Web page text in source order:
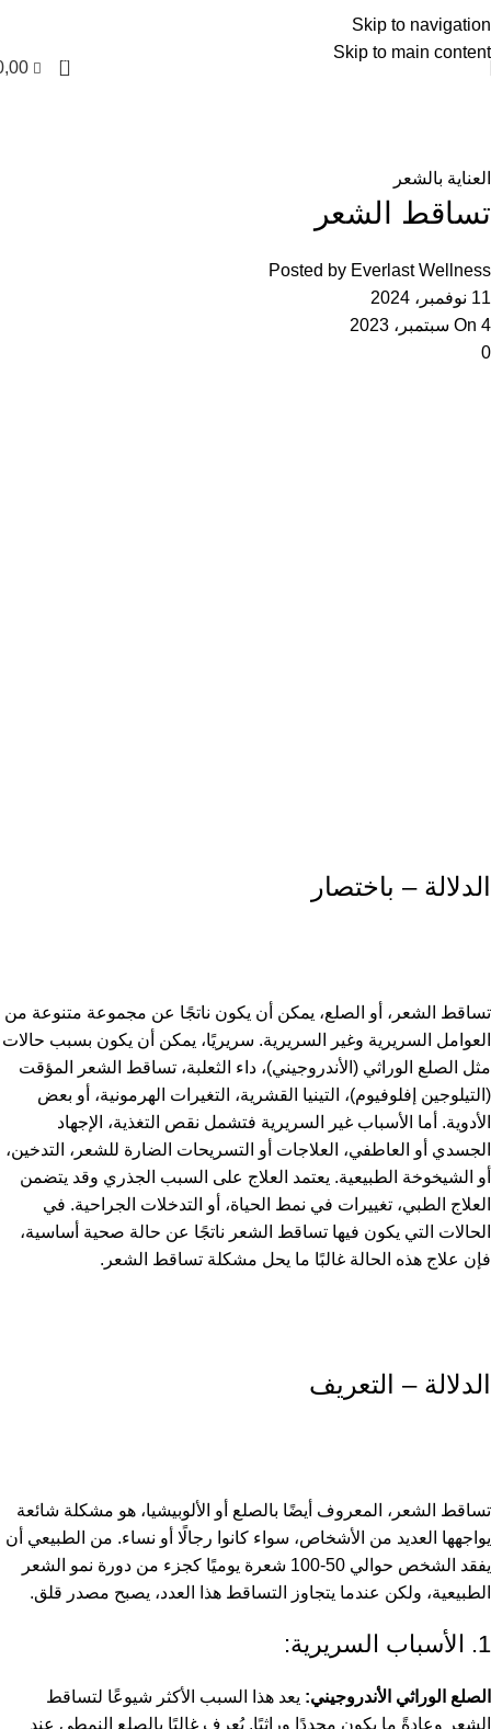
Skip to navigation
Skip to main content
العربية
0
العناية بالشعر
تساقط الشعر
Posted by Everlast Wellness
11 نوفمبر، 2024
On 4 سبتمبر، 2023
0
الدلالة – باختصار
تساقط الشعر، أو الصلع، يمكن أن يكون ناتجًا عن مجموعة متنوعة من
العوامل السريرية وغير السريرية. سريريًا، يمكن أن يكون بسبب حالات
مثل الصلع الوراثي (الأندروجيني)، داء الثعلبة، تساقط الشعر المؤقت
(التيلوجين إفلوفيوم)، التينيا القشرية، التغيرات الهرمونية، أو بعض
الأدوية. أما الأسباب غير السريرية فتشمل نقص التغذية، الإجهاد
الجسدي أو العاطفي، العلاجات أو التسريحات الضارة للشعر، التدخين،
أو الشيخوخة الطبيعية. يعتمد العلاج على السبب الجذري وقد يتضمن
العلاج الطبي، تغييرات في نمط الحياة، أو التدخلات الجراحية. في
الحالات التي يكون فيها تساقط الشعر ناتجًا عن حالة صحية أساسية،
فإن علاج هذه الحالة غالبًا ما يحل مشكلة تساقط الشعر.
الدلالة – التعريف
تساقط الشعر، المعروف أيضًا بالصلع أو الألوبيشيا، هو مشكلة شائعة
يواجهها العديد من الأشخاص، سواء كانوا رجالًا أو نساء. من الطبيعي أن
يفقد الشخص حوالي 50-100 شعرة يوميًا كجزء من دورة نمو الشعر
الطبيعية، ولكن عندما يتجاوز التساقط هذا العدد، يصبح مصدر قلق.
1. الأسباب السريرية:
الصلع الوراثي الأندروجيني: يعد هذا السبب الأكثر شيوعًا لتساقط
الشعر وعادةً ما يكون محددًا وراثيًا. يُعرف غالبًا بالصلع النمطي عند